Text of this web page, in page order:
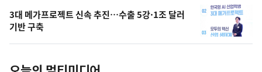
사
진
3대 메가프로젝트 신속 추진…수출 5강·1조 달러
기반 구축